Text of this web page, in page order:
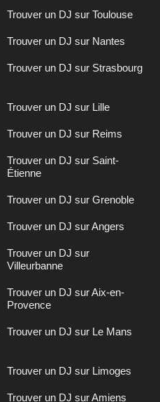
Trouver un DJ sur Toulouse
Trouver un DJ sur Nantes
Trouver un DJ sur Strasbourg
Trouver un DJ sur Lille
Trouver un DJ sur Reims
Trouver un DJ sur Saint-
Étienne
Trouver un DJ sur Grenoble
Trouver un DJ sur Angers
Trouver un DJ sur
Villeurbanne
Trouver un DJ sur Aix-en-
Provence
Trouver un DJ sur Le Mans
Trouver un DJ sur Limoges
Trouver un DJ sur Amiens